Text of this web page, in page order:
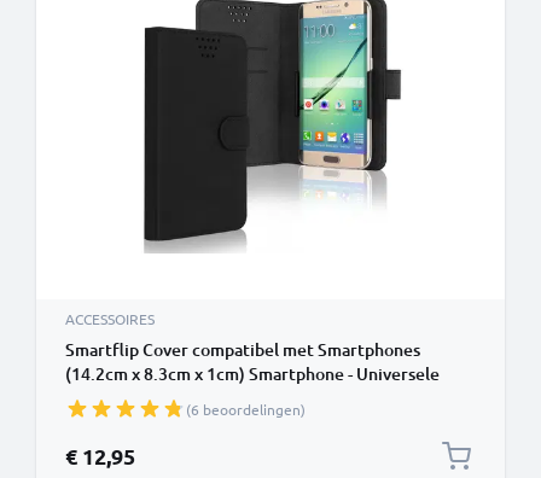
ACCESSOIRES
Smartflip Cover compatibel met Smartphones
(14.2cm x 8.3cm x 1cm) Smartphone - Universele
Beschermhoes - Mobiele Telefoon Bookstyle Case PU
Leather Klaphoes Opvouwbaar, creditcardhouder
(6 beoordelingen)
€ 12,95